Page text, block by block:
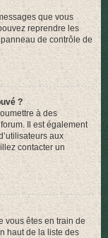
que vous
reprendre les
de contrôle de
?
à des
Il est également
aux
contacter un
vous êtes en train de
haut de la liste des